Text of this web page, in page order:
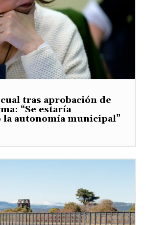
tras aprobación de
“Se estaría
autonomía municipal”